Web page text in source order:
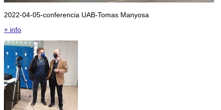
2022-04-05-conferencia UAB-Tomas Manyosa
+ info